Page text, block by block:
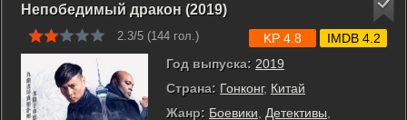
Непобедимый дракон (2019)
2.3/5 (144 гол.)
Год выпуска: 2019
Страна: Гонконг, Китай
Жанр: Боевики Детективы
KP 4.8 IMDB 4.2